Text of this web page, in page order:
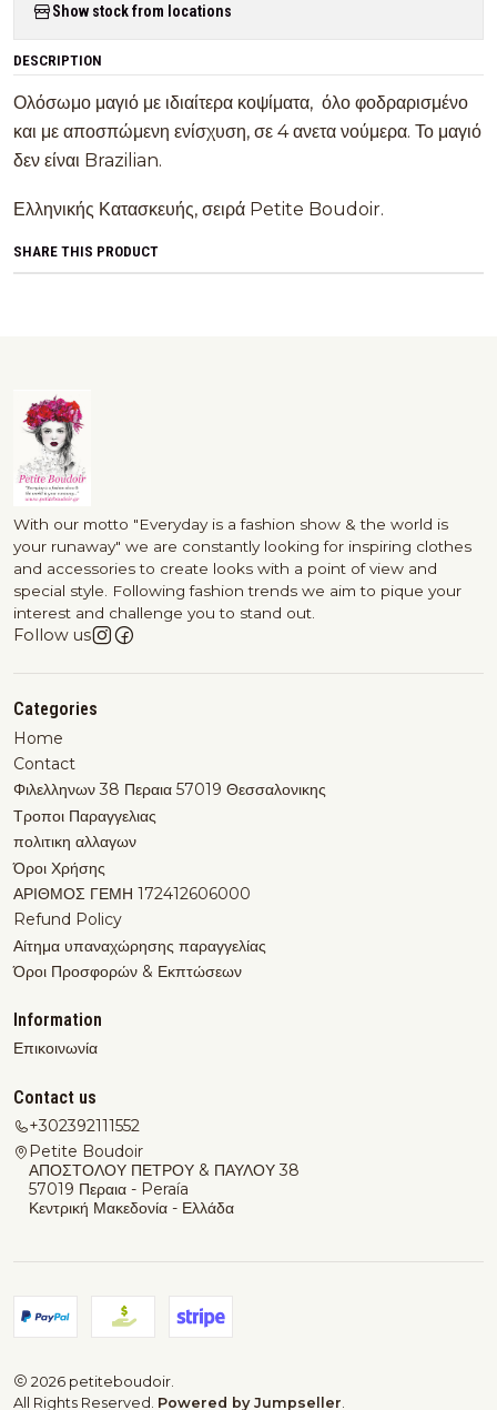
Show stock from locations
DESCRIPTION
Ολόσωμο μαγιό με ιδιαίτερα κοψίματα, όλο φοδραρισμένο
και με αποσπώμενη ενίσχυση, σε 4 ανετα νούμερα. Το μαγιό
δεν είναι Brazilian.
Ελληνικής Κατασκευής, σειρά Petite Boudoir.
SHARE THIS PRODUCT
With our motto "Everyday is a fashion show & the world is
your runaway" we are constantly looking for inspiring clothes
and accessories to create looks with a point of view and
special style. Following fashion trends we aim to pique your
interest and challenge you to stand out.
Follow us
Categories
Home
Contact
Φιλελληνων 38 Περαια 57019 Θεσσαλονικης
Τροποι Παραγγελιας
πολιτικη αλλαγων
Όροι Χρήσης
ΑΡΙΘΜΟΣ ΓΕΜΗ 172412606000
Refund Policy
Αίτημα υπαναχώρησης παραγγελίας
Όροι Προσφορών & Εκπτώσεων
Information
Επικοινωνία
Contact us
+302392111552
Petite Boudoir
ΑΠΟΣΤΟΛΟΥ ΠΕΤΡΟΥ & ΠΑΥΛΟΥ 38
57019 Περαια - Peraía
Κεντρική Μακεδονία - Ελλάδα
2026 petiteboudoir.
All Rights Reserved. Powered by Jumpseller.